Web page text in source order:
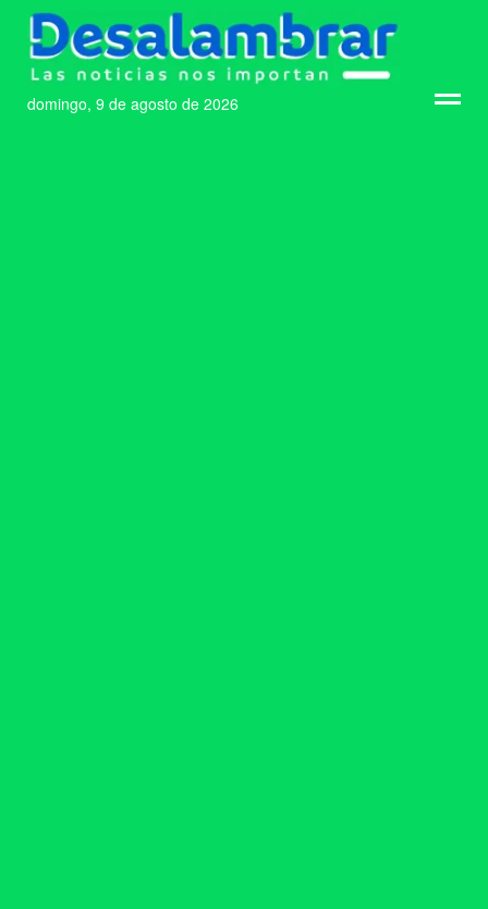
domingo, 9 de agosto de 2026